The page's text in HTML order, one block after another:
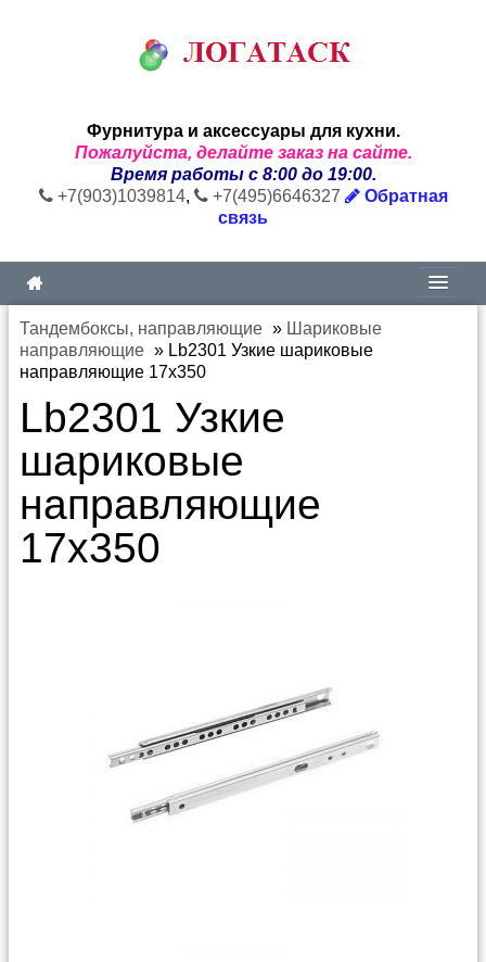
Фурнитура и аксессуары для кухни.
Пожалуйста, делайте заказ на сайте.
Время работы с 8:00 до 19:00.
+7(903)1039814, +7(495)6646327
Обратная
связь
Тандембоксы, направляющие » Шариковые
направляющие » Lb2301 Узкие шариковые
направляющие 17x350
Lb2301 Узкие
шариковые
направляющие
17x350